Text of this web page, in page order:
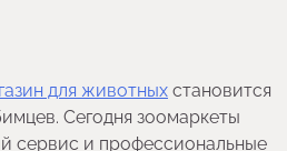
для животных становится
Сегодня зоомаркеты
сервис и профессиональные